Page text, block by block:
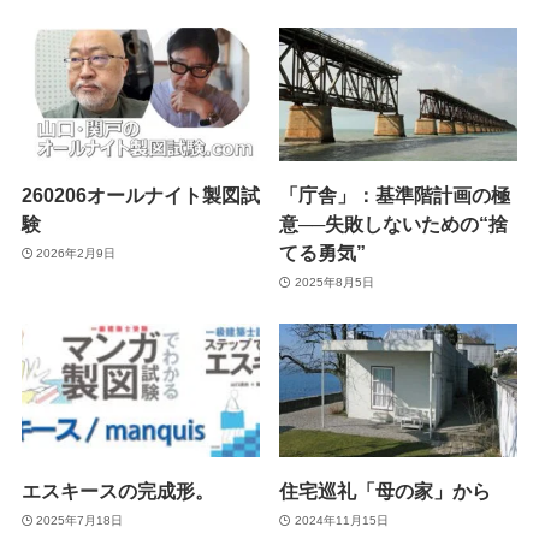
260206オールナイト製図試
験
2026年2月9日
「庁舎」：基準階計画の極
意──失敗しないための“捨
てる勇気”
2025年8月5日
エスキースの完成形。
2025年7月18日
住宅巡礼「母の家」から
2024年11月15日